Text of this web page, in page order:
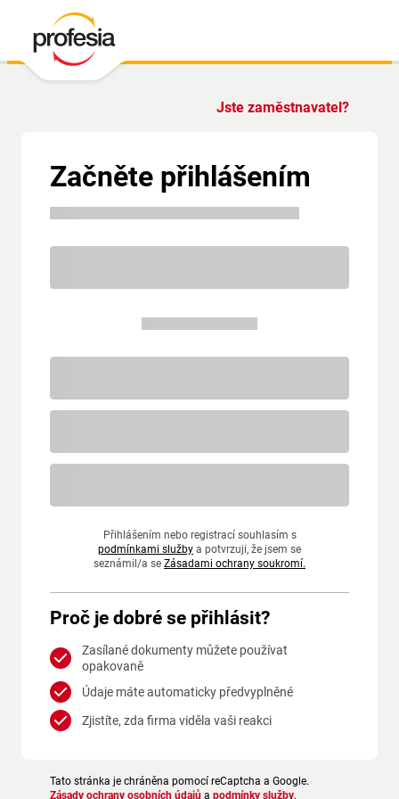
Jste zaměstnavatel?
Začněte přihlášením
Přihlášením nebo registrací souhlasím s
podmínkami služby a potvrzuji, že jsem se
seznámil/a se Zásadami ochrany soukromí.
Proč je dobré se přihlásit?
Zasílané dokumenty můžete používat
opakovaně
Údaje máte automaticky předvyplněné
Zjistíte, zda firma viděla vaši reakci
Tato stránka je chráněna pomocí reCaptcha a Google.
Zásady ochrany osobních údajů a podmínky služby.